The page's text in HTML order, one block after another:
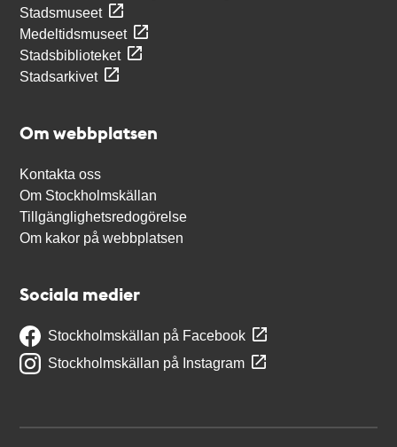
Stadsmuseet
Medeltidsmuseet
Stadsbiblioteket
Stadsarkivet
Om webbplatsen
Kontakta oss
Om Stockholmskällan
Tillgänglighetsredogörelse
Om kakor på webbplatsen
Sociala medier
Stockholmskällan på Facebook
Stockholmskällan på Instagram